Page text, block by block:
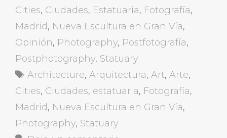
Cities, Ciudades, Estatuaria, Fotografía,
Madrid, Nueva Escultura en Gran Vía,
Opinión, Photography, Postfotografía,
Postphotography, Statuary
Etiquetas
Architecture,Arquitectura,Art,Arte,
Cities, Ciudades, estatuaria, Fotografía,
Madrid, Nueva Escultura en Gran Vía,
Photography, Statuary